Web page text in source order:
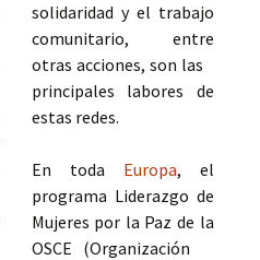
solidaridad y el trabajo
comunitario, entre
otras acciones, son las
principales labores de
estas redes.
En toda Europa, el
programa Liderazgo de
Mujeres por la Paz de la
OSCE (Organización